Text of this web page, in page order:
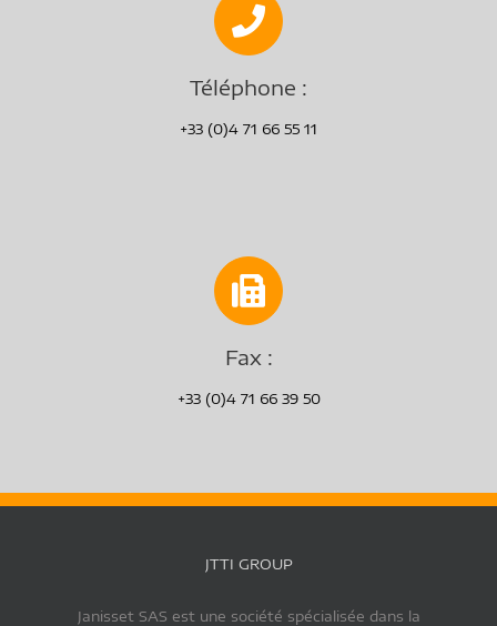
Téléphone :
+33 (0)4 71 66 55 11
Fax :
+33 (0)4 71 66 39 50
JTTI GROUP
Janisset SAS est une société spécialisée dans la